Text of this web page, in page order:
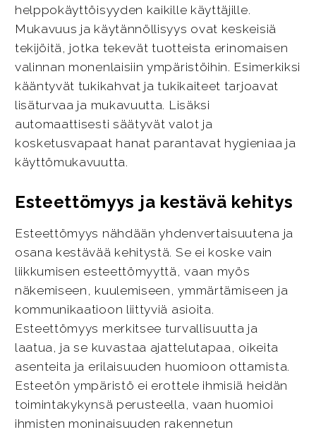
helppokäyttöisyyden kaikille käyttäjille.
Mukavuus ja käytännöllisyys ovat keskeisiä
tekijöitä, jotka tekevät tuotteista erinomaisen
valinnan monenlaisiin ympäristöihin. Esimerkiksi
kääntyvät tukikahvat ja tukikaiteet tarjoavat
lisäturvaa ja mukavuutta. Lisäksi
automaattisesti säätyvät valot ja
kosketusvapaat hanat parantavat hygieniaa ja
käyttömukavuutta.
Esteettömyys ja kestävä kehitys
Esteettömyys nähdään yhdenvertaisuutena ja
osana kestävää kehitystä. Se ei koske vain
liikkumisen esteettömyyttä, vaan myös
näkemiseen, kuulemiseen, ymmärtämiseen ja
kommunikaatioon liittyviä asioita.
Esteettömyys merkitsee turvallisuutta ja
laatua, ja se kuvastaa ajattelutapaa, oikeita
asenteita ja erilaisuuden huomioon ottamista.
Esteetön ympäristö ei erottele ihmisiä heidän
toimintakykynsä perusteella, vaan huomioi
ihmisten moninaisuuden rakennetun